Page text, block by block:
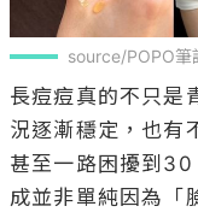
source/POPO筆
長痘痘真的不只是
況逐漸穩定，也有
甚至一路困擾到
成並非單純因為「